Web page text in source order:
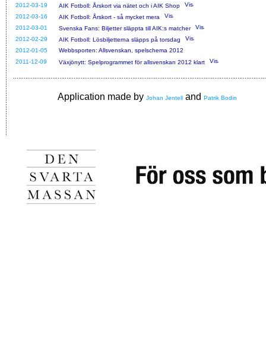
2012-03-19
AIK Fotboll: Årskort via nätet och i AIK Shop
2012-03-16
AIK Fotboll: Årskort - så mycket mera
2012-03-01
Svenska Fans: Biljetter släppta till AIK:s matcher
2012-02-29
AIK Fotboll: Lösbiljetterna släpps på torsdag
2012-01-05
Webbsporten: Allsvenskan, spelschema 2012
2011-12-09
Växjönytt: Spelprogrammet för allsvenskan 2012 klart
Application made by Johan Jentell and Patrik Bodin